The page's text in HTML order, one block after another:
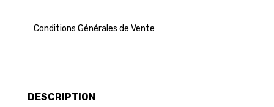
Conditions Générales de Vente
DESCRIPTION